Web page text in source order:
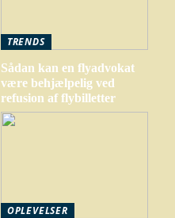
TRENDS
Sådan kan en flyadvokat
være behjælpelig ved
refusion af flybilletter
OPLEVELSER